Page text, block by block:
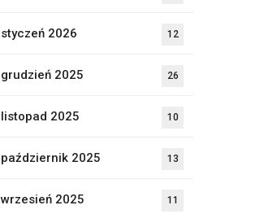
styczeń 2026 12
grudzień 2025 26
listopad 2025 10
październik 2025 13
wrzesień 2025 11